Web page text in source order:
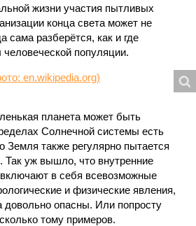
жизни участия пытливых
конца света может не
сама разберётся, как и где
популяции.
планета может быть
Солнечной системы есть
Земля также регулярно пытается
Так уж вышло, что внутренние
в себя всевозможные
и физические явления,
довольно опасны. Или попросту
тому примеров.